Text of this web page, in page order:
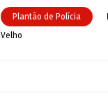
Plantão de Polícia
Velho